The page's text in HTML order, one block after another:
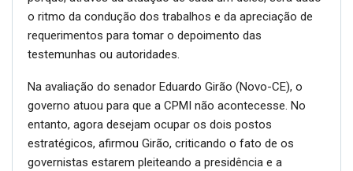
o ritmo da condução dos trabalhos e da apreciação de
requerimentos para tomar o depoimento das
testemunhas ou autoridades.
Na avaliação do senador Eduardo Girão (Novo-CE), o
governo atuou para que a CPMI não acontecesse. No
entanto, agora desejam ocupar os dois postos
estratégicos, afirmou Girão, criticando o fato de os
governistas estarem pleiteando a presidência e a